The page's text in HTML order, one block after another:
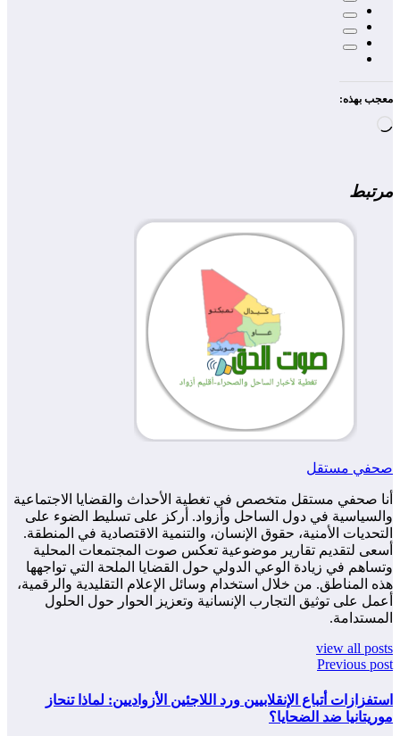
معجب بهذه:
جاري
مرتبط
صحفي مستقل
أنا صحفي مستقل متخصص في تغطية الأحداث والقضايا الاجتماعية
والسياسية في دول الساحل وأزواد. أركز على تسليط الضوء على
التحديات الأمنية، حقوق الإنسان، والتنمية الاقتصادية في المنطقة.
أسعى لتقديم تقارير موضوعية تعكس صوت المجتمعات المحلية
وتساهم في زيادة الوعي الدولي حول القضايا الملحة التي تواجهها
هذه المناطق. من خلال استخدام وسائل الإعلام التقليدية والرقمية،
أعمل على توثيق التجارب الإنسانية وتعزيز الحوار حول الحلول
المستدامة.
view all posts
Previous post
استفزازات أتباع الإنقلابيين ورد اللاجئين الأزواديين: لماذا تنحاز
موريتانيا ضد الضحايا؟